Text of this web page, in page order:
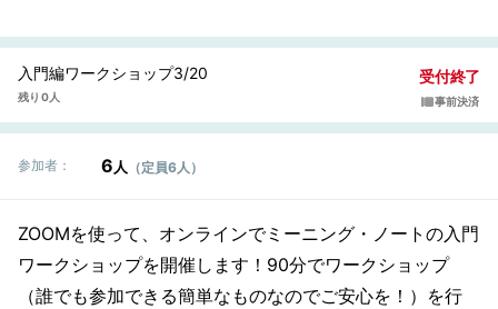
入門編ワークショップ3/20
残り 0人
受付終了
事前決済
参加者： 6 人 （定員6人）
ZOOMを使って、オンラインでミーニング・ノートの入門
ワークショップを開催します！90分でワークショップ
（誰でも参加できる簡単なものなのでご安心を！）を行